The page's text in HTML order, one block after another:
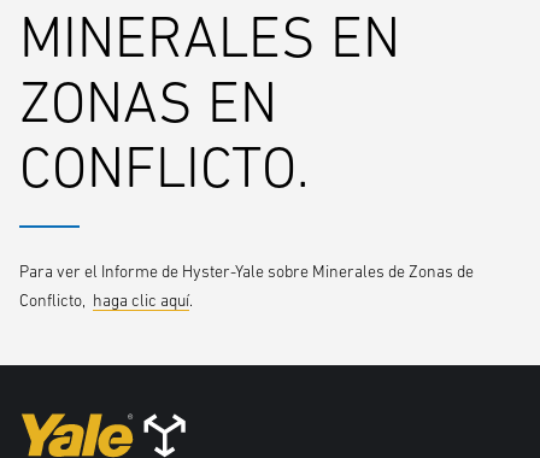
MINERALES EN
ZONAS EN
CONFLICTO.
Para ver el Informe de Hyster-Yale sobre Minerales de Zonas de
Conflicto, haga clic aquí.